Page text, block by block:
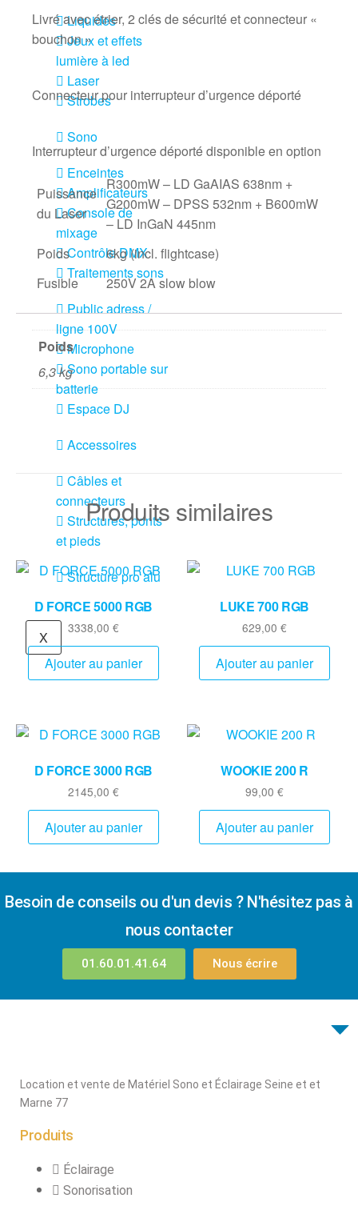
Liquides
Jeux et effets
lumière à led
Laser
Strobes
Sono
Enceintes
Amplificateurs
Console de
mixage
Contrôle DMX
Traitements sons
Public adress /
ligne 100V
Microphone
Sono portable sur
batterie
Espace DJ
Accessoires
Câbles et
connecteurs
Structures, ponts
et pieds
Structure pro alu
X
Livré avec étrier, 2 clés de sécurité et connecteur «
bouchon »
Connecteur pour interrupteur d’urgence déporté
Interrupteur d’urgence déporté disponible en option
Puissance
du Laser
R300mW – LD GaAIAS 638nm +
G200mW – DPSS 532nm + B600mW
– LD InGaN 445nm
Poids
6kg (incl. flightcase)
Fusible
250V 2A slow blow
Poids
6,3 kg
Produits similaires
D FORCE 5000 RGB
3338,00 €
Ajouter au panier
LUKE 700 RGB
629,00 €
Ajouter au panier
D FORCE 3000 RGB
2145,00 €
Ajouter au panier
WOOKIE 200 R
99,00 €
Ajouter au panier
Besoin de conseils ou d'un devis ? N'hésitez pas à
nous contacter
01.60.01.41.64 Nous écrire
Location et vente de Matériel Sono et Éclairage Seine et et
Marne 77
Produits
Éclairage
Sonorisation